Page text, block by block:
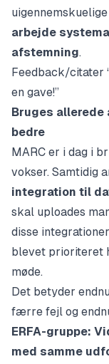
arbejde
afstemning.
Feedback/citater
en gave!”
Bruges allerede
bedre
MARC er i dag i
vokser. Samtidig
integration til
skal uploades
disse
blevet prioriteret
møde.
Det betyder
færre fejl og
ERFA-gruppe:
med samme